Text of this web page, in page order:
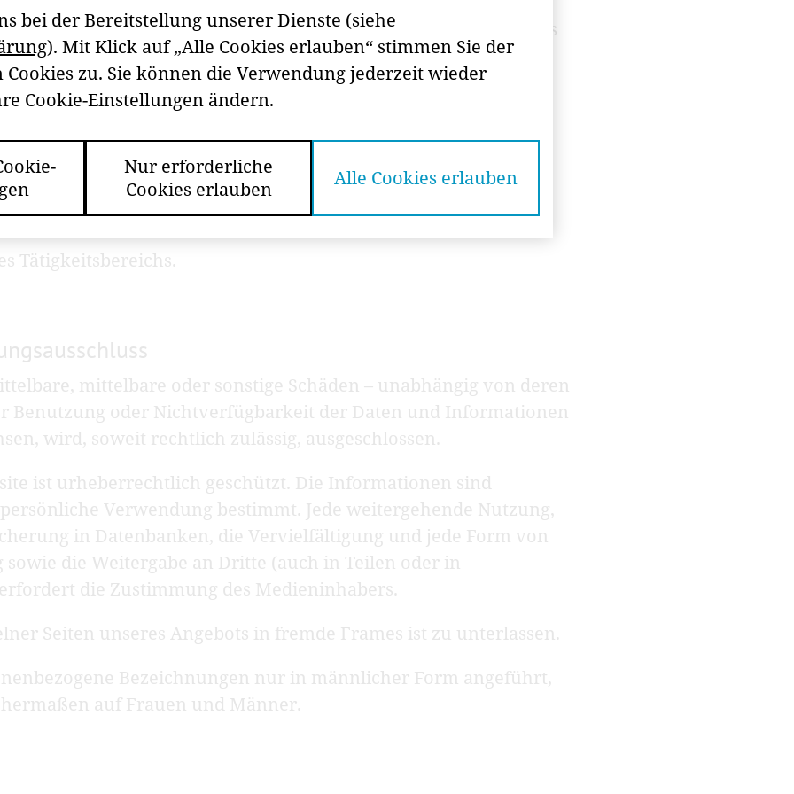
Information, Beratung und Unterstützung der Mitglieder als
Büttner
Katharina Koßdorff
(Blattlinie)
Tätigkeitsbereichs.
mittelbare oder sonstige Schäden – unabhängig von deren
Benutzung oder Nichtverfügbarkeit der Daten und Informationen
wird, soweit rechtlich zulässig, ausgeschlossen.
ist urheberrechtlich geschützt. Die Informationen sind
Verwendung bestimmt. Jede weitergehende Nutzung,
in Datenbanken, die Vervielfältigung und jede Form von
die Weitergabe an Dritte (auch in Teilen oder in
die Zustimmung des Medieninhabers.
Seiten unseres Angebots in fremde Frames ist zu unterlassen.
Bezeichnungen nur in männlicher Form angeführt,
auf Frauen und Männer.
bei der Bereitstellung unserer Dienste (siehe
). Mit Klick auf „Alle Cookies erlauben“ stimmen Sie der
zu. Sie können die Verwendung jederzeit wieder
Cookie-Einstellungen ändern.
Nur erforderliche
Cookies erlauben
Alle Cookies erlauben